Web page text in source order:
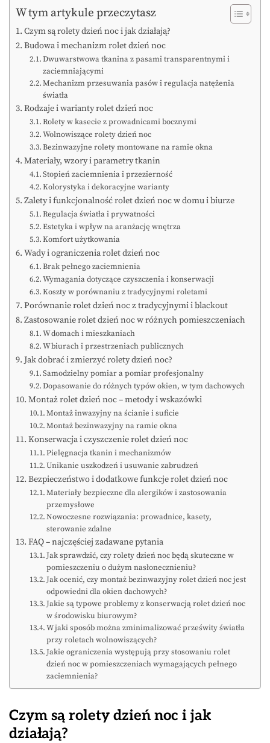
W tym artykule przeczytasz
Czym są rolety dzień noc i jak działają?
Budowa i mechanizm rolet dzień noc
Dwuwarstwowa tkanina z pasami transparentnymi i
zaciemniającymi
Mechanizm przesuwania pasów i regulacja natężenia
światła
Rodzaje i warianty rolet dzień noc
Rolety w kasecie z prowadnicami bocznymi
Wolnowiszące rolety dzień noc
Bezinwazyjne rolety montowane na ramie okna
Materiały, wzory i parametry tkanin
Stopień zaciemnienia i przezierność
Kolorystyka i dekoracyjne warianty
Zalety i funkcjonalność rolet dzień noc w domu i biurze
Regulacja światła i prywatności
Estetyka i wpływ na aranżację wnętrza
Komfort użytkowania
Wady i ograniczenia rolet dzień noc
Brak pełnego zaciemnienia
Wymagania dotyczące czyszczenia i konserwacji
Koszty w porównaniu z tradycyjnymi roletami
Porównanie rolet dzień noc z tradycyjnymi i blackout
Zastosowanie rolet dzień noc w różnych pomieszczeniach
W domach i mieszkaniach
W biurach i przestrzeniach publicznych
Jak dobrać i zmierzyć rolety dzień noc?
Samodzielny pomiar a pomiar profesjonalny
Dopasowanie do różnych typów okien, w tym dachowych
Montaż rolet dzień noc – metody i wskazówki
Montaż inwazyjny na ścianie i suficie
Montaż bezinwazyjny na ramie okna
Konserwacja i czyszczenie rolet dzień noc
Pielęgnacja tkanin i mechanizmów
Unikanie uszkodzeń i usuwanie zabrudzeń
Bezpieczeństwo i dodatkowe funkcje rolet dzień noc
Materiały bezpieczne dla alergików i zastosowania
przemysłowe
Nowoczesne rozwiązania: prowadnice, kasety,
sterowanie zdalne
FAQ – najczęściej zadawane pytania
Jak sprawdzić, czy rolety dzień noc będą skuteczne w
pomieszczeniu o dużym nasłonecznieniu?
Jak ocenić, czy montaż bezinwazyjny rolet dzień noc jest
odpowiedni dla okien dachowych?
Jakie są typowe problemy z konserwacją rolet dzień noc
w środowisku biurowym?
W jaki sposób można zminimalizować prześwity światła
przy roletach wolnowiszących?
Jakie ograniczenia występują przy stosowaniu rolet
dzień noc w pomieszczeniach wymagających pełnego
zaciemnienia?
Czym są rolety dzień noc i jak
działają?